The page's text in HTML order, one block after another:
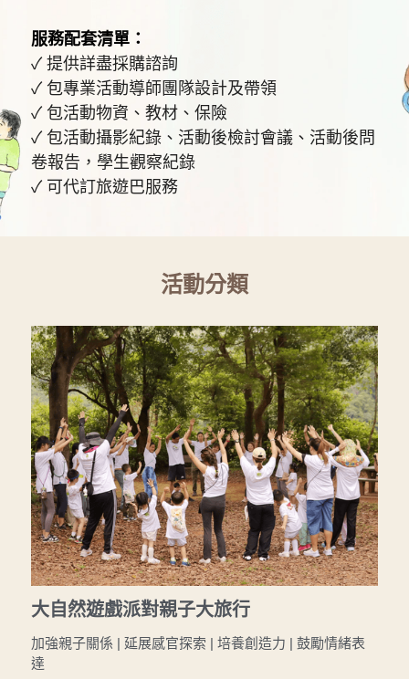
服務配套清單：
✓ 提供詳盡採購諮詢
✓ 包專業活動導師團隊設計及帶領
✓ 包活動物資、教材、保險
✓ 包活動攝影紀錄、活動後檢討會議、活動後問
卷報告，學生觀察紀錄
✓ 可代訂旅遊巴服務
活動分類
大自然遊戲派對親子大旅行
加強親子關係 | 延展感官探索 | 培養創造力 | 鼓勵情緒表
達